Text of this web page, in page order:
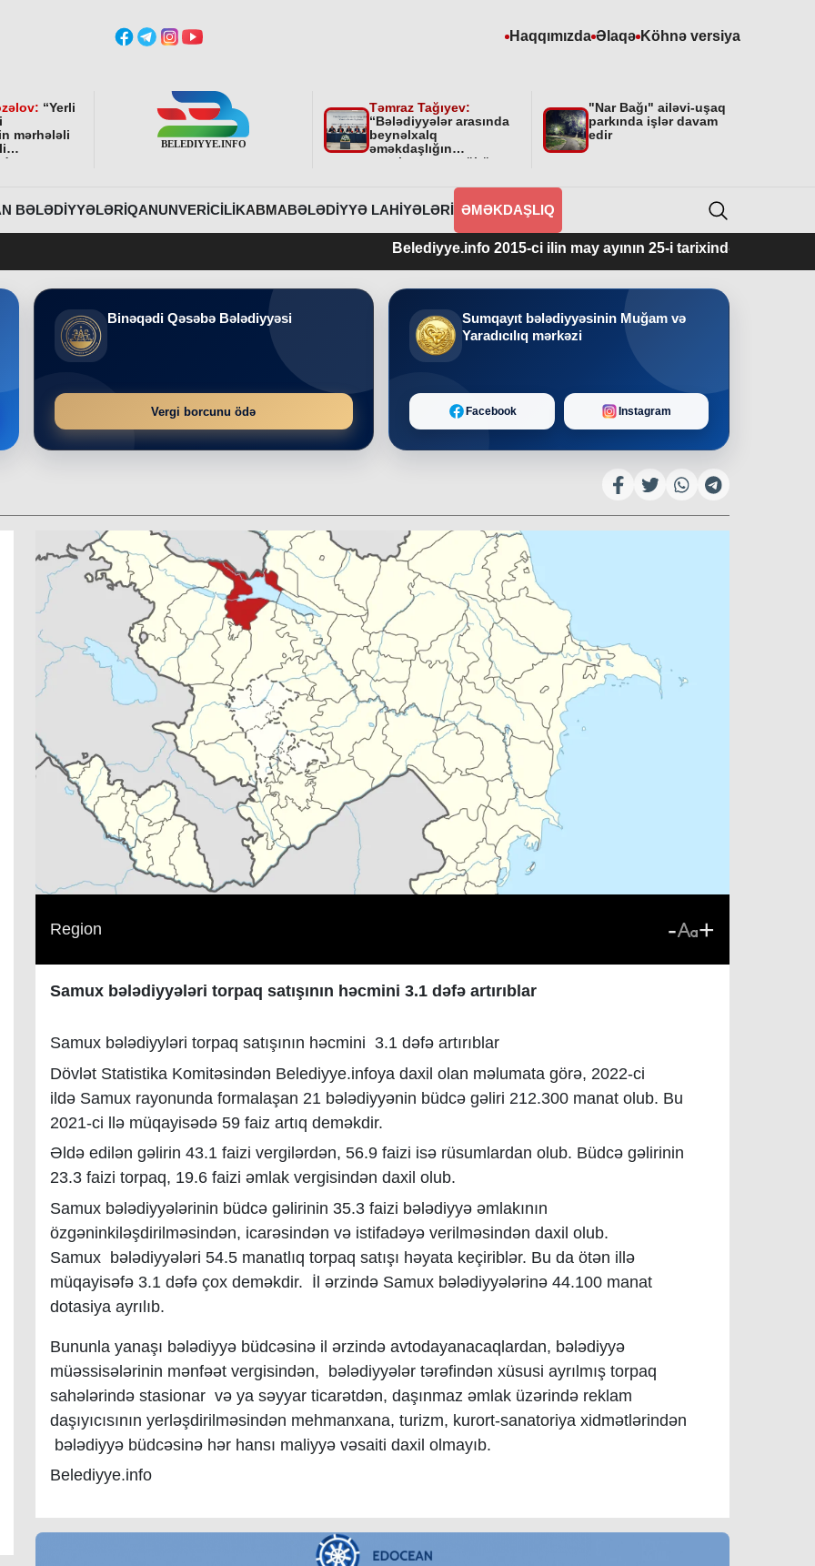
Haqqımızda Əlaqə Köhnə versiya
“Yerli
mərhələli
”
Təmraz Tağıyev:
“Bələdiyyələr arasında
beynəlxalq
əməkdaşlığın
qurulmasının mühüm
"Nar Bağı" ailəvi-uşaq
parkında işlər davam
edir
BƏLƏDIYYƏLƏRIQANUNVERICILIKABMABƏLƏDIYYƏ LAHIYƏLƏRI ƏMƏKDAŞLIQ
Belediyye.info 2015-ci ilin may ayının 25-i tarixindən fəaliyyətdədir.
Binəqədi Qəsəbə Bələdiyyəsi
Vergi borcunu ödə
Sumqayıt bələdiyyəsinin Muğam və
Yaradıcılıq mərkəzi
Facebook Instagram
Region - +
Samux bələdiyyələri torpaq satışının həcmini 3.1 dəfə artırıblar
Samux bələdiyyləri torpaq satışının həcmini 3.1 dəfə artırıblar
Dövlət Statistika Komitəsindən Belediyye.infoya daxil olan məlumata görə, 2022-ci
ildə Samux rayonunda formalaşan 21 bələdiyyənin büdcə gəliri 212.300 manat olub. Bu
2021-ci llə müqayisədə 59 faiz artıq deməkdir.
Əldə edilən gəlirin 43.1 faizi vergilərdən, 56.9 faizi isə rüsumlardan olub. Büdcə gəlirinin
23.3 faizi torpaq, 19.6 faizi əmlak vergisindən daxil olub.
Samux bələdiyyələrinin büdcə gəlirinin 35.3 faizi bələdiyyə əmlakının
özgəninkiləşdirilməsindən, icarəsindən və istifadəyə verilməsindən daxil olub.
Samux bələdiyyələri 54.5 manatlıq torpaq satışı həyata keçiriblər. Bu da ötən illə
müqayisəfə 3.1 dəfə çox deməkdir. İl ərzində Samux bələdiyyələrinə 44.100 manat
dotasiya ayrılıb.
Bununla yanaşı bələdiyyə büdcəsinə il ərzində avtodayanacaqlardan, bələdiyyə
müəssisələrinin mənfəət vergisindən, bələdiyyələr tərəfindən xüsusi ayrılmış torpaq
sahələrində stasionar və ya səyyar ticarətdən, daşınmaz əmlak üzərində reklam
daşıyıcısının yerləşdirilməsindən mehmanxana, turizm, kurort-sanatoriya xidmətlərindən
bələdiyyə büdcəsinə hər hansı maliyyə vəsaiti daxil olmayıb.
Belediyye.info